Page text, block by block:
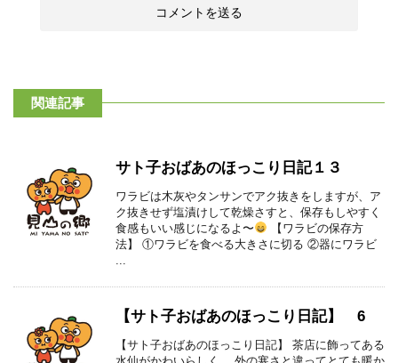
関連記事
サト子おばあのほっこり日記１３
ワラビは木灰やタンサンでアク抜きをしますが、ア
ク抜きせず塩漬けして乾燥さすと、保存もしやすく
食感もいい感じになるよ〜
【ワラビの保存方
法】 ①ワラビを食べる大きさに切る ②器にワラビ
...
【サト子おばあのほっこり日記】 6
【サト子おばあのほっこり日記】 茶店に飾ってある